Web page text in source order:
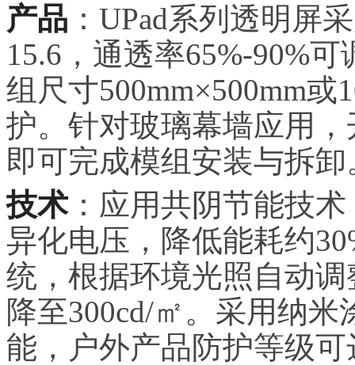
产品 ：UPad系列透明屏
15.6，通透率65%-90%
组尺寸500mm×500mm或
护。针对玻璃幕墙应用
即可完成模组安装与拆卸
技术：应用共阴节能技
异化电压，降低能耗约
统，根据环境光照自动
降至300cd/㎡。采用纳
能，户外产品防护等级可